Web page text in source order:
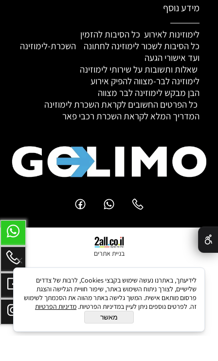
מידע נוסף
לימוזינות לאירוע כל הסיבות להזמין
כל הסיבות לשכור לימוזינה לחתונה
השכרת-לימוזינה
ועד אישורי הגעה
שאלות ותשובות על שירותי לימוזינה
לימוזינה לבר-מצווה להפיק אירוע
הבן מבקש לימוזינה לבר מצווה
כל הפרטים החשובים לקראת השכרת לימוזינה
המדריך המלא לקראת השכרת רכבי פאר
בניית אתרים
לידיעתך, באתרנו נעשה שימוש בקבצי Cookies, לרבות של צדדים
שלישיים, לצורך ניתוח השימוש באתר, שיפור חוויית הגלישה והצגת
פרסום מותאם אישית. המשך גלישה באתר מהווה את הסכמתך לשימוש
זה. לפרטים נוספים ניתן לעיין במדיניות הפרטיות. מדיניות הפרטיות
מאשר